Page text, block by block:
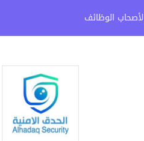
لأصحاب الوظائف